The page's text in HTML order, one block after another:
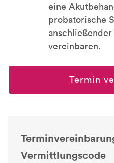
eine
probatorische
vereinbaren.
Termin
Vermittlungscode